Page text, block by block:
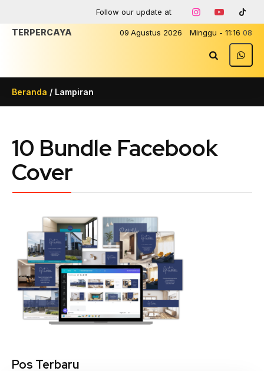
Follow our update at
09 Agustus 2026 Minggu - 11:16 08
TERPERCAYA
Beranda / Lampiran
10 Bundle Facebook
Cover
Pos Terbaru